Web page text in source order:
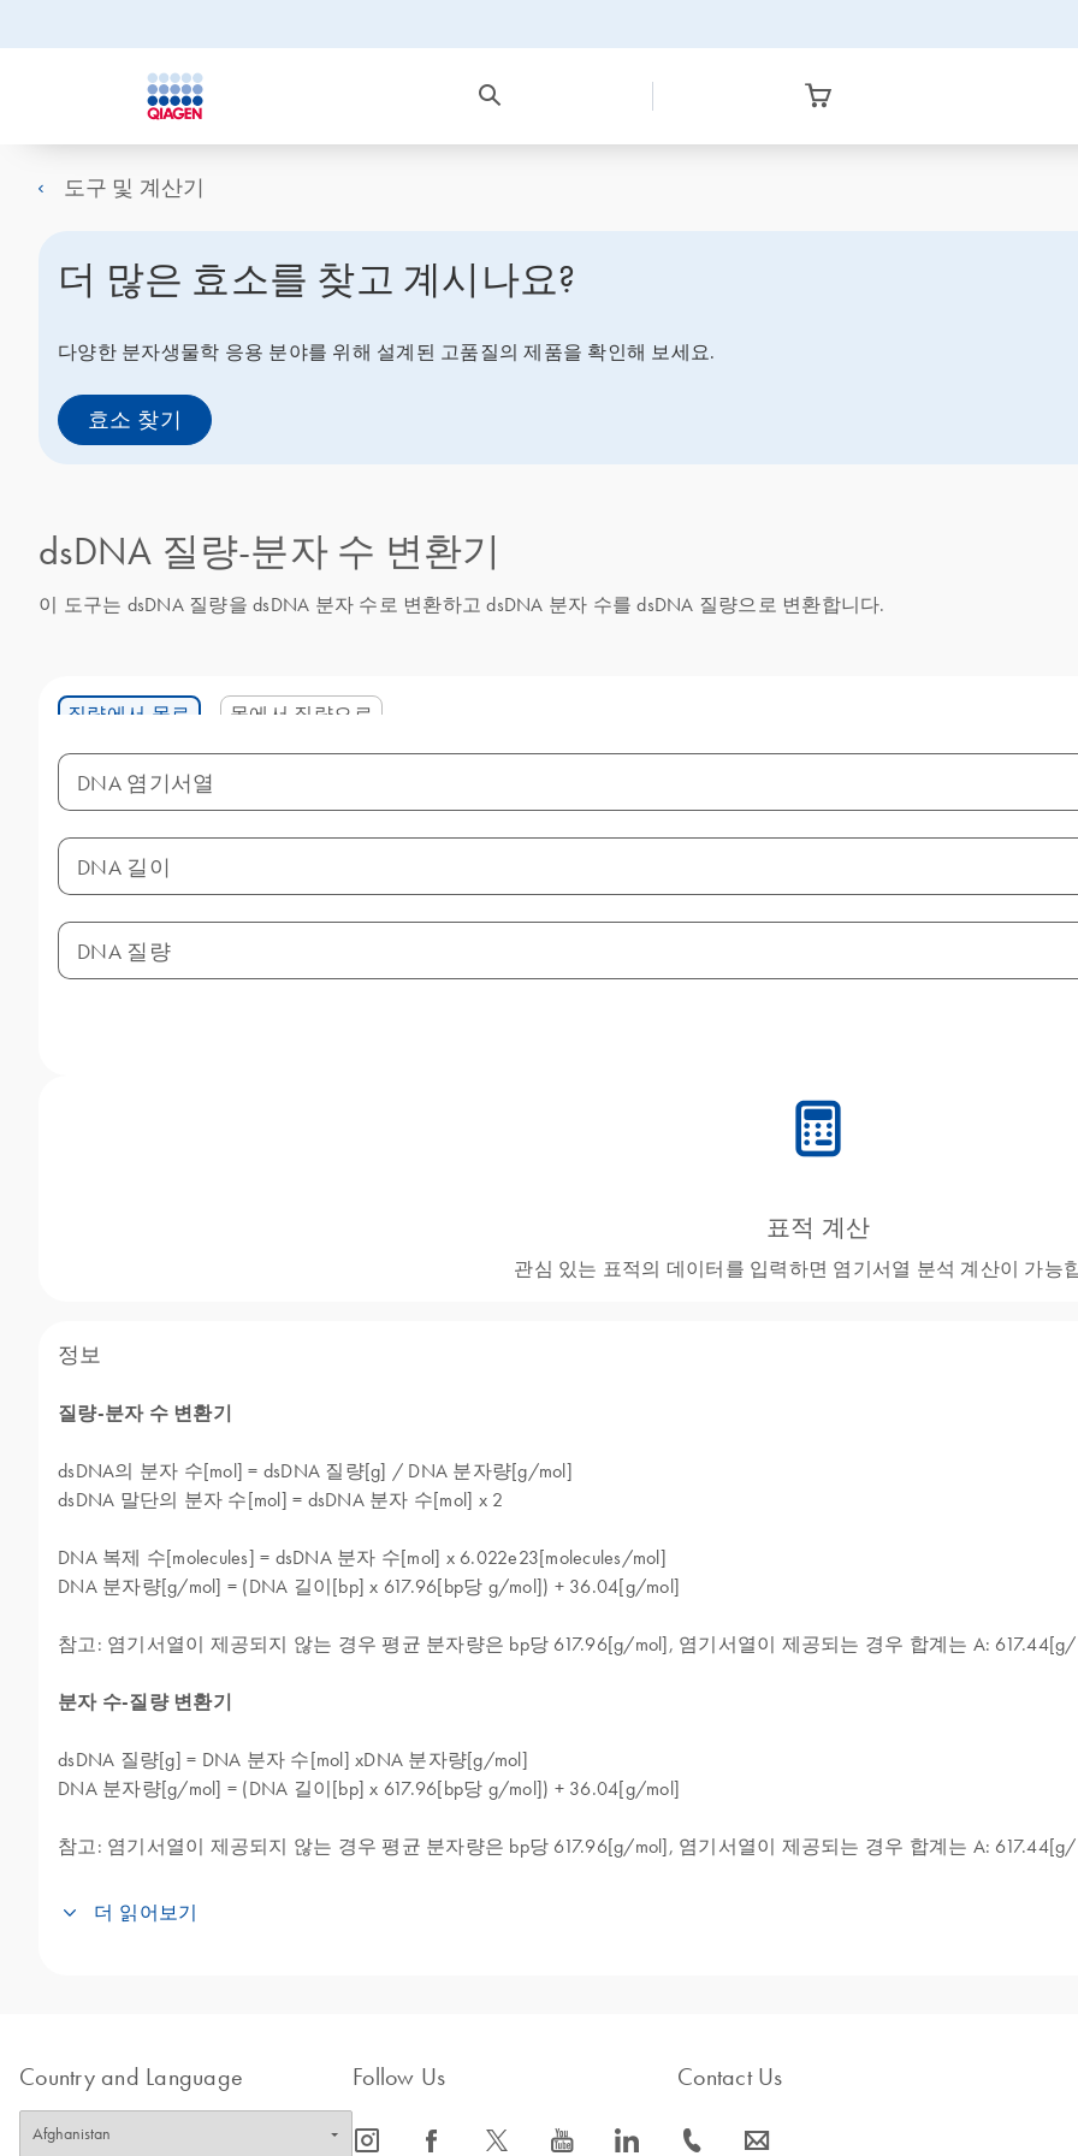
도구 및 계산기
더 많은 효소를 찾고 계시나요?
다양한 분자생물학 응용 분야를 위해 설계된 고품질의 제품을 확인해 보세요.
효소 찾기
dsDNA 질량-분자 수 변환기
이 도구는 dsDNA 질량을 dsDNA 분자 수로 변환하고 dsDNA 분자 수를 dsDNA 질량으로 변환합니다.
질량에서 몰로 몰에서 질량으로
DNA 염기서열
DNA 길이
DNA 질량
icon_0330_cc_gen_calculator-s
표적 계산
관심 있는 표적의 데이터를 입력하면 염기서열 분석 계산이 가능
정보
질량-분자 수 변환기
dsDNA의 분자 수[mol] = dsDNA 질량[g] / DNA 분자량[g/mol]
dsDNA 말단의 분자 수[mol] = dsDNA 분자 수[mol] x 2
DNA 복제 수[molecules] = dsDNA 분자 수[mol] x 6.022e23[molecules/mol]
DNA 분자량[g/mol] = (DNA 길이[bp] x 617.96[bp당 g/mol]) + 36.04[g/mol]
참고: 염기서열이 제공되지 않는 경우 평균 분자량은 bp당 617.96[g/mol], 염기서열이 제공되는 경우 합계는 A:
분자 수-질량 변환기
dsDNA 질량[g] = DNA 분자 수[mol] xDNA 분자량[g/mol]
DNA 분자량[g/mol] = (DNA 길이[bp] x 617.96[bp당 g/mol]) + 36.04[g/mol]
참고: 염기서열이 제공되지 않는 경우 평균 분자량은 bp당 617.96[g/mol], 염기서열이 제공되는 경우 합계는 A:
더 읽어보기
움이 됩니다.
2. PCR 및 qPCR: 중합효소 연쇄 반응(PCR)은 특정 DNA 염기서열을 증폭하는 데 사용되는 반면, 정량적
다.
변환기는 시작 템플릿으로 사용하거나 절대 정량화를 위한 표준 곡선을 계산하는 데 사용할 DNA의 양을 정확
Country and Language Follow Us
icon_0065_instagram-s icon_0064_facebook-s icon_0340_cc_gen_x-s icon_0077_youtube-s icon_0066_linkedin-s
Contact Us
icon_0072_phone-s icon_0063_envelope-s